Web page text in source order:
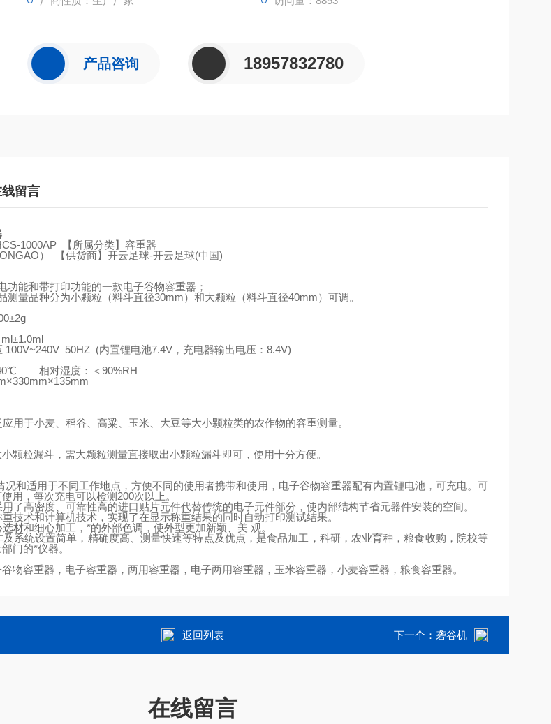
产品咨询 18957832780
留言
1000AP
【所属分类】容重器
） 【供货商】 开云足球-开云足球(中国)
功能和带打印功能的一款电子谷物容重器；
测量品种分为小颗粒（料斗直径30mm）和大颗粒（料斗直径40mm）可调。
±2g
±1.0ml
100V~240V 50HZ (内置锂电池7.4V，充电器输出电压： 8.4V)
℃ 相对湿度：＜ 90%RH
×330mm×135mm
用于小麦、稻谷、高粱、玉米、大豆等大小颗粒类的农作物的容重测量。
颗粒漏斗，需大颗粒测量直接取出小颗粒漏斗即可，使用十分方便。
况和适用于不同工作地点，方便不同的使用者携带和使用，电子谷物容重器配有内置锂电池，可充电。可
用，每次充电可以检测 200次以上。
了高密度、可靠性高的进口贴片元件代替传统的电子元件部分，使内部结构节省元器件安装的空间。
技术和计算机技术，实现了在显示称重结果的同时自动打印测试结果。
材和细心加工，*的外部色调，使外型更加新颖、美 观。
系统设置简单，精确度高、测量快速等特点及优点，是食品加工，科研，农业育种，粮食收购，院校等
门的*仪器。
谷物容重器 ， 电子容重器 ， 两用容重器 ， 电子两用容重器 ， 玉米容重器 ， 小麦容重器 ， 粮食容重器。
返回列表 下一个： 砻谷机
在线留言